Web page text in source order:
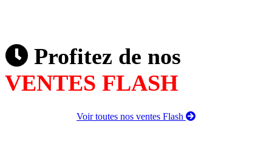
Profitez de nos
VENTES FLASH
Voir toutes nos ventes Flash